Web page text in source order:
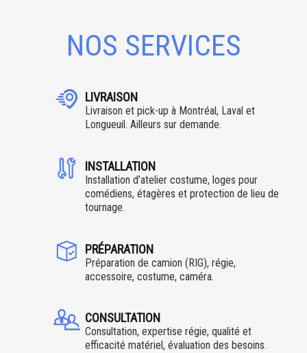
NOS SERVICES
LIVRAISON
Livraison et pick-up à Montréal, Laval et
Longueuil. Ailleurs sur demande.
INSTALLATION
Installation d’atelier costume, loges pour
comédiens, étagères et protection de lieu de
tournage.
PRÉPARATION
Préparation de camion (RIG), régie,
accessoire, costume, caméra.
CONSULTATION
Consultation, expertise régie, qualité et
efficacité matériel, évaluation des besoins.